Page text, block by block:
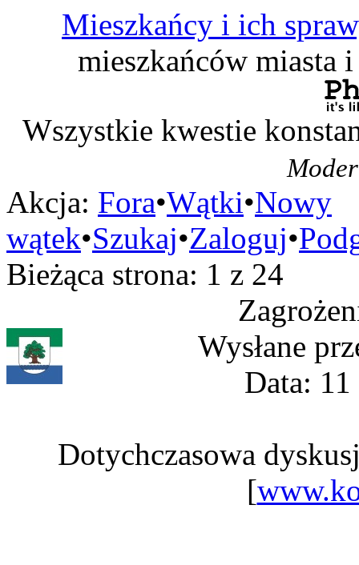
Mieszkańcy i ich
mieszkańców miasta
Wszystkie kwestie
Akcja: Fora•Wątki•Nowy
wątek•Szukaj•Zaloguj•
Bieżąca strona: 1 z 24
Wysłane
Data:
Dotychczasowa
[